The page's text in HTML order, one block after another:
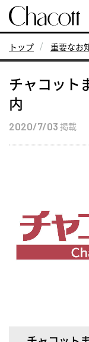
トップ 重要なお
チャコット
内
2020/7/03 掲載